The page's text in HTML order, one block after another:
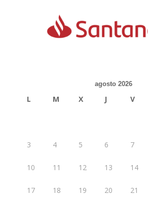
agosto 2026
L M X J V
3 4 5 6 7
10 11 12 13 14
17 18 19 20 21